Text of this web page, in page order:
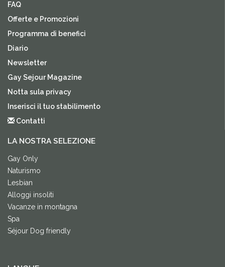
FAQ
Offerte e Promozioni
Programma di benefici
Diario
Newsletter
Gay Sejour Magazine
Notta sula privacy
Inserisci il tuo stabilimento
Contatti
LA NOSTRA SELEZIONE
Gay Only
Naturismo
Lesbian
Alloggi insoliti
Vacanze in montagna
Spa
Séjour Dog friendly